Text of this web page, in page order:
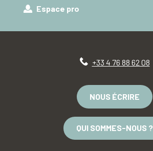
Espace pro
+33 4 76 88 62 08
NOUS ÉCRIRE
QUI SOMMES-NOUS ?